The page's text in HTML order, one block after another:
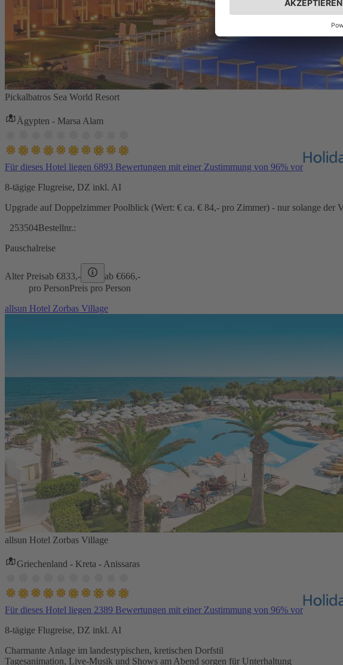
Pickalbatros Sea World Resort
Ägypten - Marsa Alam
Für dieses Hotel liegen 6893 Bewertungen mit einer Zustimmung von 96% vor
8-tägige Flugreise, DZ inkl. AI
Upgrade auf Doppelzimmer Poolblick (Wert: € ca. € 84,- pro Zimmer) - nur solange der
253504Bestellnr.:
Pauschalreise
Alter Preisab €833,- ab €666,-
pro PersonPreis pro Person
allsun Hotel Zorbas Village
allsun Hotel Zorbas Village
Griechenland - Kreta - Anissaras
Für dieses Hotel liegen 2389 Bewertungen mit einer Zustimmung von 96% vor
8-tägige Flugreise, DZ inkl. AI
Charmante Anlage im landestypischen, kretischen Dorfstil
Tagesanimation, Live-Musik und Shows am Abend sorgen für Unterhaltung